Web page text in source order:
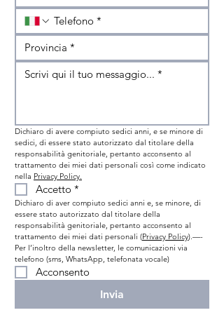
Dichiaro di avere compiuto sedici anni, e se minore di
sedici, di essere stato autorizzato dal titolare della
responsabilità genitoriale, pertanto acconsento al
trattamento dei miei dati personali così come indicato
nella Privacy Policy.
Accetto *
Dichiaro di aver compiuto sedici anni e, se minore, di
essere stato autorizzato dal titolare della
responsabilità genitoriale, pertanto acconsento al
trattamento dei miei dati personali (Privacy Policy).—-
Per l’inoltro della newsletter, le comunicazioni via
telefono (sms, WhatsApp, telefonata vocale)
Acconsento
Invia